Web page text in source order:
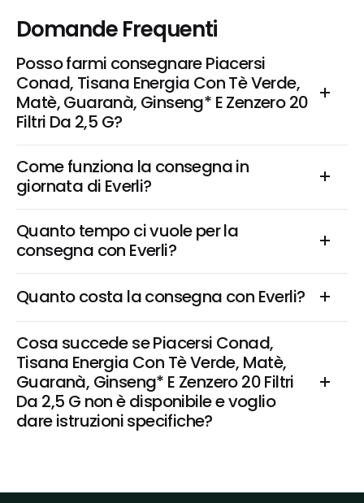
Domande Frequenti
Posso farmi consegnare Piacersi
Conad, Tisana Energia Con Tè Verde,
Matè, Guaranà, Ginseng* E Zenzero 20
Filtri Da 2,5 G?
Come funziona la consegna in
giornata di Everli?
Quanto tempo ci vuole per la
consegna con Everli?
Quanto costa la consegna con Everli?
Cosa succede se Piacersi Conad,
Tisana Energia Con Tè Verde, Matè,
Guaranà, Ginseng* E Zenzero 20 Filtri
Da 2,5 G non è disponibile e voglio
dare istruzioni specifiche?